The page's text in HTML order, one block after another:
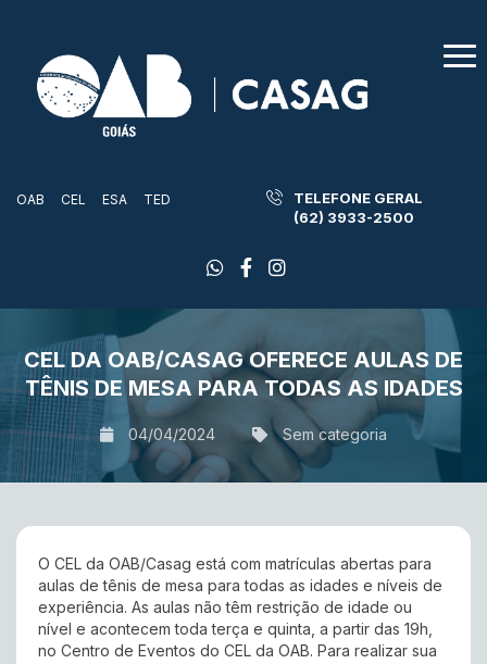
OAB CEL ESA TED
TELEFONE GERAL
(62) 3933-2500
CEL DA OAB/CASAG OFERECE AULAS DE
TÊNIS DE MESA PARA TODAS AS IDADES
04/04/2024 Sem categoria
O CEL da OAB/Casag está com matrículas abertas para
aulas de tênis de mesa para todas as idades e níveis de
experiência. As aulas não têm restrição de idade ou
nível e acontecem toda terça e quinta, a partir das 19h,
no Centro de Eventos do CEL da OAB. Para realizar sua